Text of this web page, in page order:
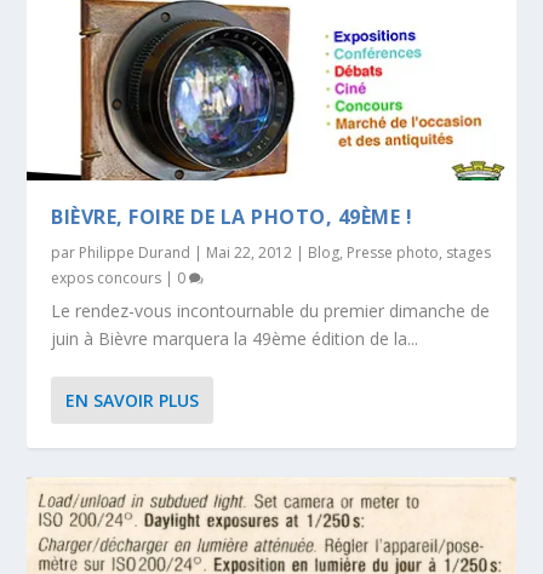
BIÈVRE, FOIRE DE LA PHOTO, 49ÈME !
par Philippe Durand | Mai 22, 2012 | Blog, Presse photo, stages
expos concours | 0
Le rendez-vous incontournable du premier dimanche de
juin à Bièvre marquera la 49ème édition de la...
EN SAVOIR PLUS